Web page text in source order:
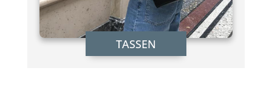
TASSEN